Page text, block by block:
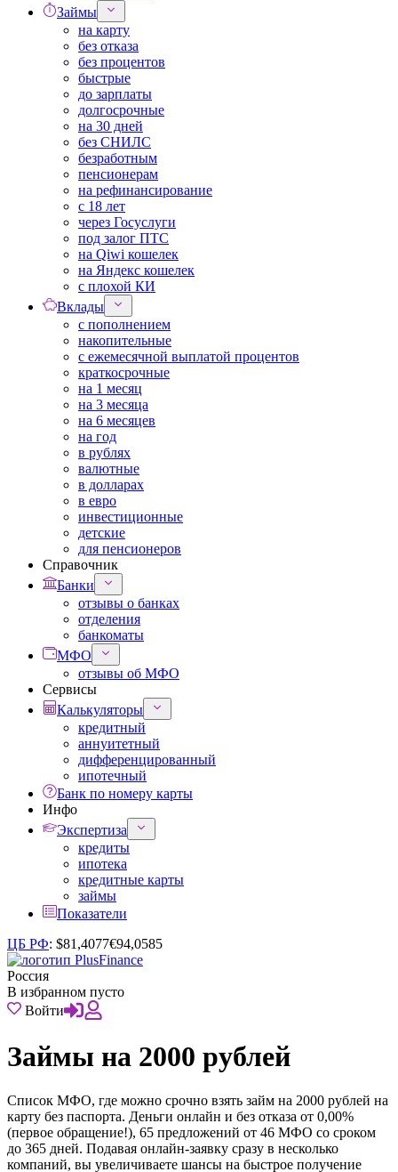
Займы
на карту
без отказа
без процентов
быстрые
до зарплаты
долгосрочные
на 30 дней
без СНИЛС
безработным
пенсионерам
на рефинансирование
с 18 лет
через Госуслуги
под залог ПТС
на Qiwi кошелек
на Яндекс кошелек
с плохой КИ
Вклады
с пополнением
накопительные
с ежемесячной выплатой процентов
краткосрочные
на 1 месяц
на 3 месяца
на 6 месяцев
на год
в рублях
валютные
в долларах
в евро
инвестиционные
детские
для пенсионеров
Справочник
Банки
отзывы о банках
отделения
банкоматы
МФО
отзывы об МФО
Сервисы
Калькуляторы
кредитный
аннуитетный
дифференцированный
ипотечный
Банк по номеру карты
Инфо
Экспертиза
кредиты
ипотека
кредитные карты
займы
Показатели
ЦБ РФ: $81,4077€94,0585
Россия
В избранном пусто
Войти
Займы на 2000 рублей
Список МФО, где можно срочно взять займ на 2000 рублей на
карту без паспорта. Деньги онлайн и без отказа от 0,00%
(первое обращение!), 65 предложений от 46 МФО со сроком
до 365 дней. Подавая онлайн-заявку сразу в несколько
компаний, вы увеличиваете шансы на быстрое получение